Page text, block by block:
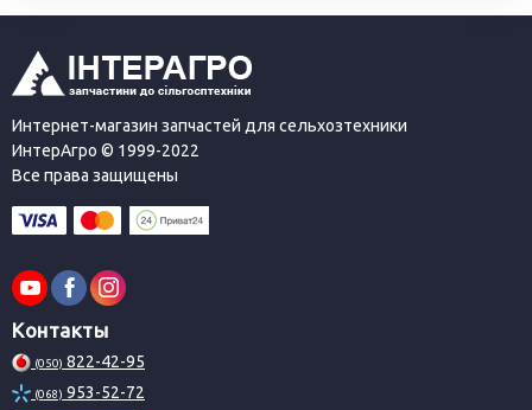
Интернет-магазин запчастей для сельхозтехники
ИнтерАгро © 1999-2022
Все права защищены
Контакты
(050) 822-42-95
(068) 953-52-72